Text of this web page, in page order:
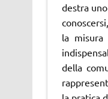
destra
la
della